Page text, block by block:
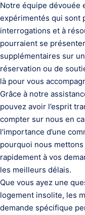
Notre équipe dévouée
expérimentés qui sont
interrogations et à
pourraient se
supplémentaires sur
réservation ou de
là pour vous
Grâce à notre
pouvez avoir l’esprit
compter sur nous en
l’importance d’une
pourquoi nous
rapidement à vos
les meilleurs délais.
Que vous ayez une
logement insolite, les
demande spécifique